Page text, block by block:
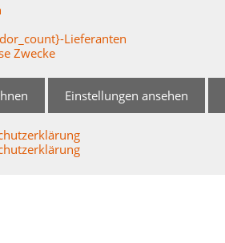
Lieferanten
Zwecke
Einstellungen ansehen